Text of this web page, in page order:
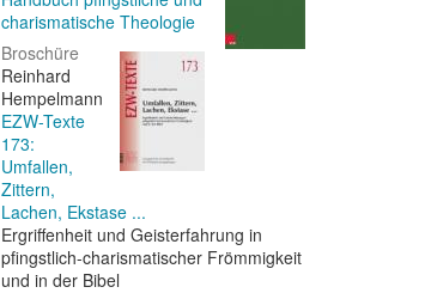
charismatische Theologie
Broschüre
Reinhard
Hempelmann
EZW-Texte
173:
Umfallen,
Zittern,
Lachen, Ekstase ...
Ergriffenheit und Geisterfahrung in
pfingstlich-charismatischer Frömmigkeit
und in der Bibel